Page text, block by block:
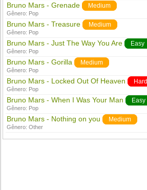
Bruno Mars - Grenade Medium
Gênero: Pop
Bruno Mars - Treasure Medium
Gênero: Pop
Bruno Mars - Just The Way You Are Easy
Gênero: Pop
Bruno Mars - Gorilla Medium
Gênero: Pop
Bruno Mars - Locked Out Of Heaven Hard
Gênero: Pop
Bruno Mars - When I Was Your Man Easy
Gênero: Pop
Bruno Mars - Nothing on you Medium
Gênero:Other